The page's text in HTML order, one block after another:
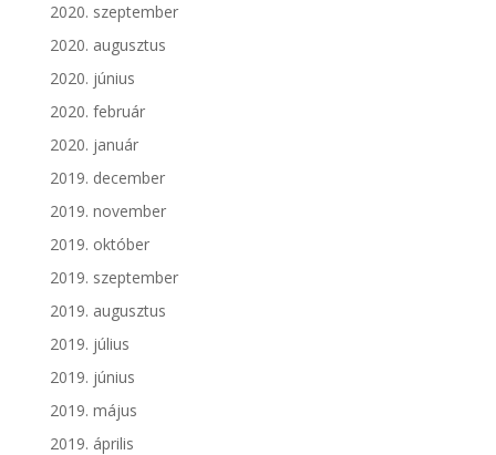
2020. szeptember
2020. augusztus
2020. június
2020. február
2020. január
2019. december
2019. november
2019. október
2019. szeptember
2019. augusztus
2019. július
2019. június
2019. május
2019. április